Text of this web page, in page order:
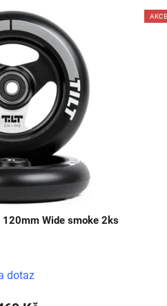
120mm Wide smoke 2ks
dotaz
AKCE